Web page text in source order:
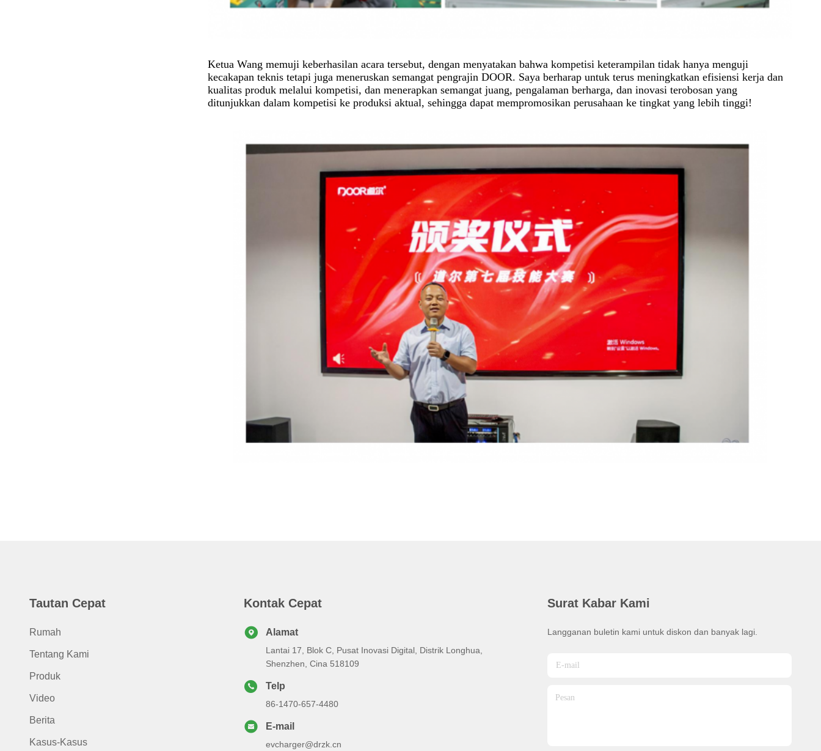
Ketua Wang memuji keberhasilan acara tersebut, dengan menyatakan bahwa kompetisi keterampilan tidak hanya menguji
kecakapan teknis tetapi juga meneruskan semangat pengrajin DOOR. Saya berharap untuk terus meningkatkan efisiensi kerja dan
kualitas produk melalui kompetisi, dan menerapkan semangat juang, pengalaman berharga, dan inovasi terobosan yang
ditunjukkan dalam kompetisi ke produksi aktual, sehingga dapat mempromosikan perusahaan ke tingkat yang lebih tinggi!
Tautan Cepat
Rumah
Tentang Kami
Produk
Video
Berita
Kasus-Kasus
Kontak Cepat
Alamat
Lantai 17, Blok C, Pusat Inovasi Digital, Distrik Longhua,
Shenzhen, Cina 518109
Telp
86-1470-657-4480
E-mail
evcharger@drzk.cn
Surat Kabar Kami
Langganan buletin kami untuk diskon dan banyak lagi.